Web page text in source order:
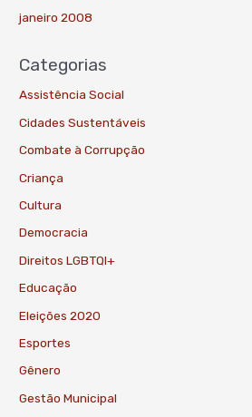
janeiro 2008
Categorias
Assistência Social
Cidades Sustentáveis
Combate à Corrupção
Criança
Cultura
Democracia
Direitos LGBTQI+
Educação
Eleições 2020
Esportes
Gênero
Gestão Municipal